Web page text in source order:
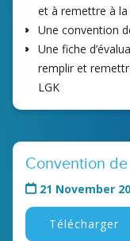
et à remettre à la
Une convention
Une fiche
remplir et
LGK
Convention
21 November
Télécharger